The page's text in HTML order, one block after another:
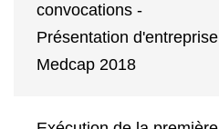
convocations -
Présentation d'entreprise
Medcap 2018